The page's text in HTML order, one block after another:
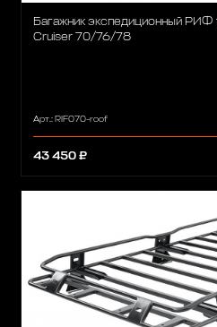
Багажник экспедиционный
Cruiser 70/76/78
Арт.: RIF070-roof
43 450 ₽